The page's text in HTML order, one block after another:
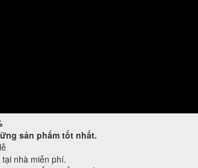
sản phẩm tốt nhất.
nhà miễn phí.